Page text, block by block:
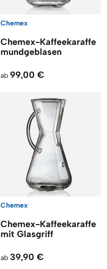
Chemex
Chemex-Kaffeekaraffe
mundgeblasen
ab 99,00 €
Chemex
Chemex-Kaffeekaraffe
mit Glasgriff
ab 39,90 €